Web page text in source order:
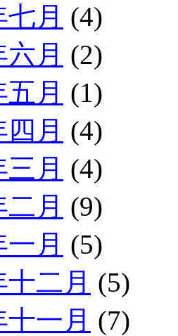
月 (4)
月 (2)
月 (1)
月 (4)
月 (4)
月 (9)
月 (5)
二月 (5)
一月 (7)